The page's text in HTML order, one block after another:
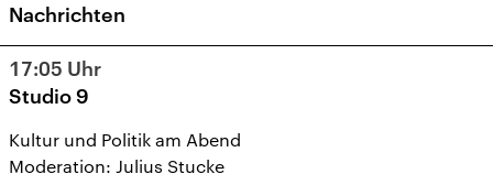
Nachrichten
17:05 Uhr
Studio 9
Kultur und Politik am Abend
Moderation: Julius Stucke